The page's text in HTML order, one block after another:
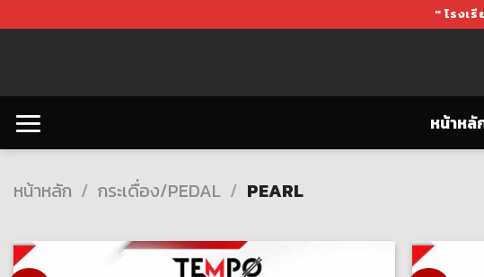
to
" โรงเ
หน้าหลั
หน้าหลัก / กระเดื่อง/PEDAL / PEARL